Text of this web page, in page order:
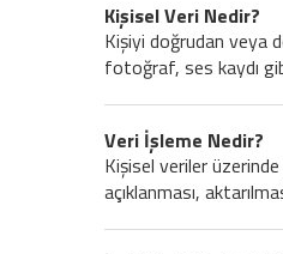
Kişisel Veri Nedir?
Kişiyi doğrudan veya
fotoğraf, ses kaydı
Veri İşleme Nedir?
Kişisel veriler
açıklanması,